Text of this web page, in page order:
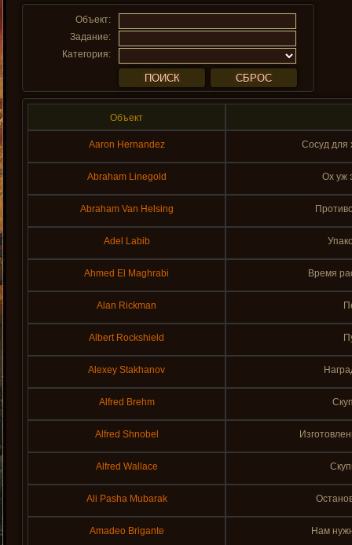
Объект:
Задание:
Категория:
Объект
Aaron Hernandez Сосуд для
Abraham Linegold Ох уж
Abraham Van Helsing
Adel Labib
Ahmed El Maghrabi Время
Alan Rickman
Albert Rockshield
Alexey Stakhanov
Alfred Brehm
Alfred Shnobel
Alfred Wallace
Ali Pasha Mubarak
Amadeo Brigante Нам